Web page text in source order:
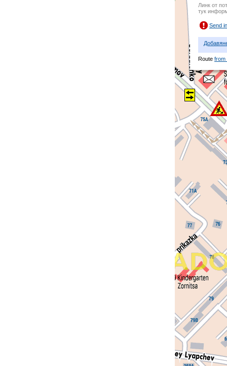
Линк от
тук
Send
Route from